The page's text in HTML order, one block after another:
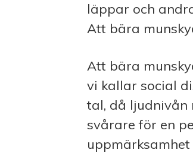
läppar och
Att bära
Att bära
vi kallar social
tal, då ljudnivån
svårare för en